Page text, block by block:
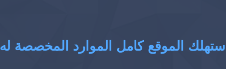
الموقع كامل الموارد المخصصة له